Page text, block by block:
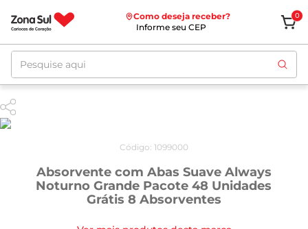
Como deseja receber?
Informe seu CEP
0
Pesquise aqui
Código: 1099000
Absorvente com Abas Suave Always
Noturno Grande Pacote 48 Unidades
Grátis 8 Absorventes